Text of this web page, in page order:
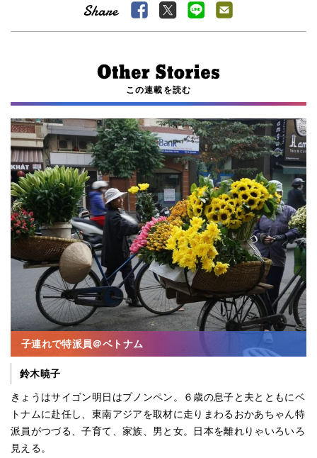
この連載を読む
子連れで特派員＠ベトナム
鈴木暁子
きょうはサイゴン明日はプノンペン。６歳の息子と夫とともにベ
トナムに赴任し、東南アジアを取材に走りまわるおかあちゃん特
派員がつづる、子育て、家族、男と女。日本を離れりゃいろいろ
見える。